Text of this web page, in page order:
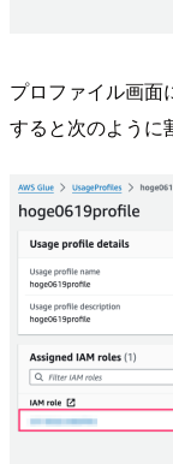
プロファイル画面
すると次のように